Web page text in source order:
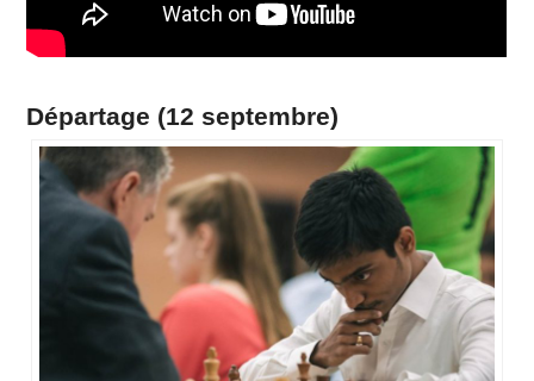
Départage (12 septembre)